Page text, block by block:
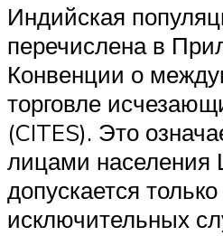
Индийская
перечислена в
Конвенции о
торговле
(CITES). Это
лицами населения
допускается только
исключительных